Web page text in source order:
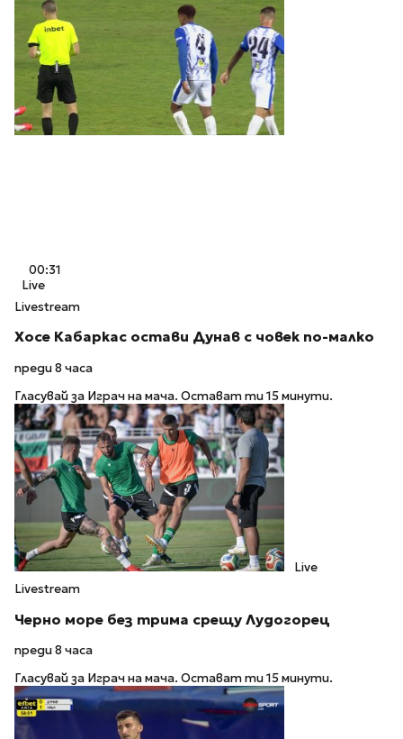
00:31
Live
Livestream
Хосе Кабаркас остави Дунав с човек по-малко
преди 8 часа
Гласувай за Играч на мача. Остават ти 15 минути.
Live
Livestream
Черно море без трима срещу Лудогорец
преди 8 часа
Гласувай за Играч на мача. Остават ти 15 минути.